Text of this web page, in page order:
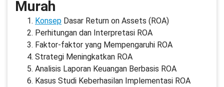
Murah
Konsep Dasar Return on Assets (ROA)
Perhitungan dan Interpretasi ROA
Faktor-faktor yang Mempengaruhi ROA
Strategi Meningkatkan ROA
Analisis Laporan Keuangan Berbasis ROA
Kasus Studi Keberhasilan Implementasi ROA